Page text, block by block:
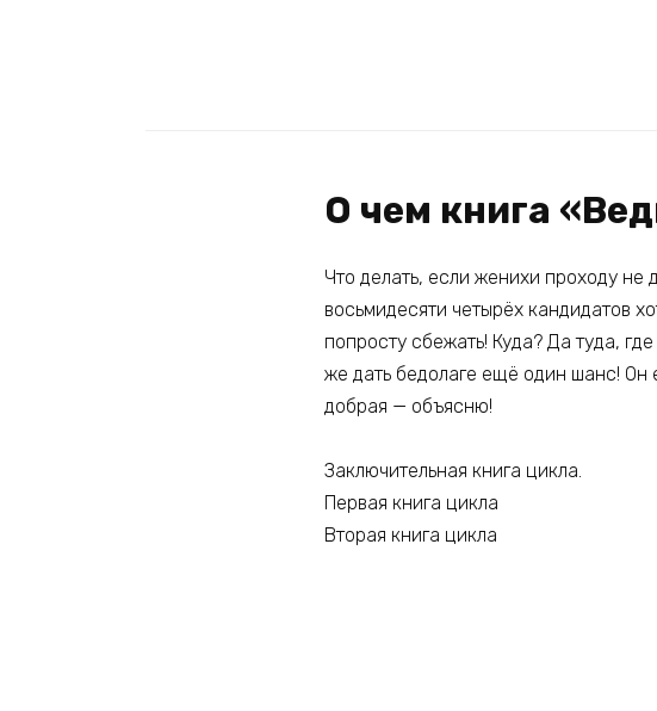
О чем книга
Что делать, если женихи проходу не
восьмидесяти четырёх кандидатов
попросту сбежать! Куда? Да туда,
же дать бедолаге ещё один шанс! Он
добрая — объясню!
Заключительная книга цикла.
Первая книга цикла
Вторая книга цикла